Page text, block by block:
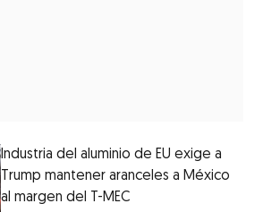
Industria del aluminio de EU exige a
Trump mantener aranceles a México
al margen del T-MEC